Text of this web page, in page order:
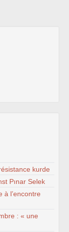
kurde
Pınar Selek
à l’encontre
: « une